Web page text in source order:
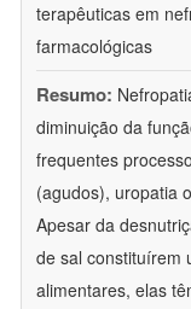
terapêuticas em
farmacológicas
Resumo:
diminuição da
frequentes
(agudos), uropatia
Apesar da
de sal constituírem
alimentares, elas